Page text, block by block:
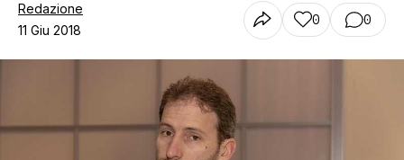
Chi siamo
Redazione
11 Giu 2018
0 0